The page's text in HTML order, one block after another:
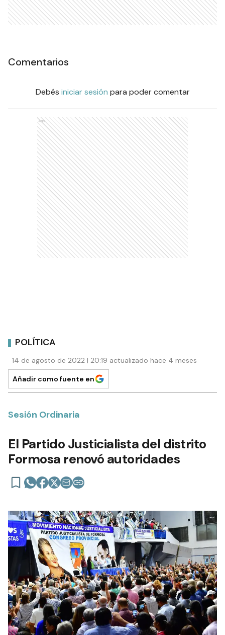
Comentarios
Debés iniciar sesión para poder comentar
Ads
POLÍTICA
14 de agosto de 2022 | 20:19 actualizado hace 4 meses
Añadir como fuente en
Sesión Ordinaria
El Partido Justicialista del distrito
Formosa renovó autoridades